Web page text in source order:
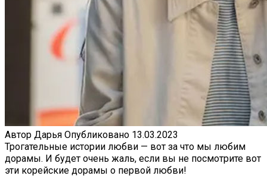
Автор Дарья Опубликовано 13.03.2023
Трогательные истории любви — вот за что мы любим
дорамы. И будет очень жаль, если вы не посмотрите вот
эти корейские дорамы о первой любви!